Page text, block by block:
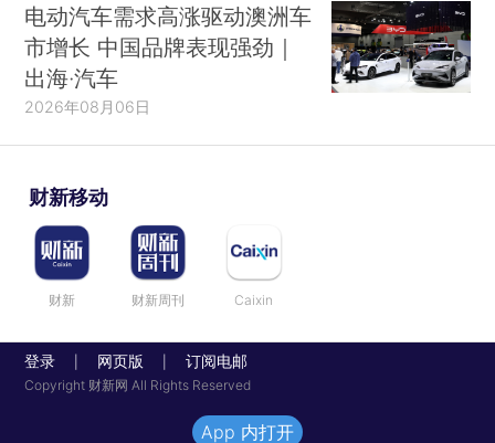
电动汽车需求高涨驱动澳洲车
市增长 中国品牌表现强劲｜
出海·汽车
2026年08月06日
财新移动
财新 财新周刊 Caixin
登录 网页版 订阅电邮
Copyright 财新网 All Rights Reserved
App 内打开